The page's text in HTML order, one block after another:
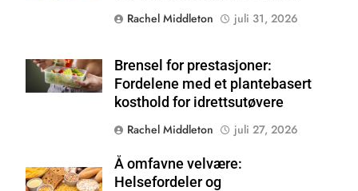
Rachel Middleton
juli 31, 2026
Shutterstock
Brensel for prestasjoner:
Fordelene med et plantebasert
kosthold for idrettsutøvere
Rachel Middleton
juli 27, 2026
Shutterstock
Å omfavne velvære:
Helsefordeler og